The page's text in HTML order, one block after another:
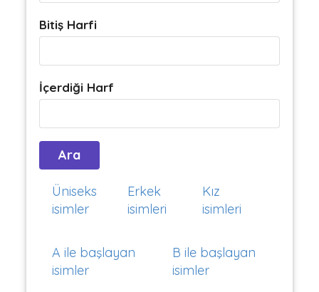
Bitiş Harfi
İçerdiği Harf
Üniseks
isimler
Erkek
isimleri
Kız
isimleri
A ile başlayan
isimler
B ile başlayan
isimler